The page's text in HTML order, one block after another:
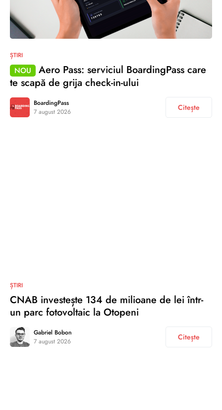
ȘTIRI
NOU
Aero Pass: serviciul BoardingPass care
te scapă de grija check-in-ului
BoardingPass
7 august 2026
Citește
ȘTIRI
CNAB investește 134 de milioane de lei într-
un parc fotovoltaic la Otopeni
Gabriel Bobon
7 august 2026
Citește